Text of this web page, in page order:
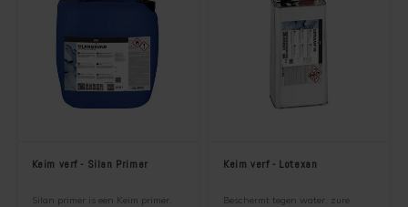
Keim verf - Silan Primer
Silan primer is een Keim primer.
Keim verf - Lotexan
Beschermt tegen water, zure